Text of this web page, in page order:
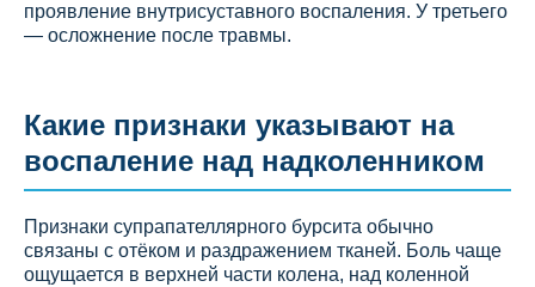
проявление внутрисуставного воспаления. У третьего
— осложнение после травмы.
Какие признаки указывают на
воспаление над надколенником
Признаки супрапателлярного бурсита обычно
связаны с отёком и раздражением тканей. Боль чаще
ощущается в верхней части колена, над коленной